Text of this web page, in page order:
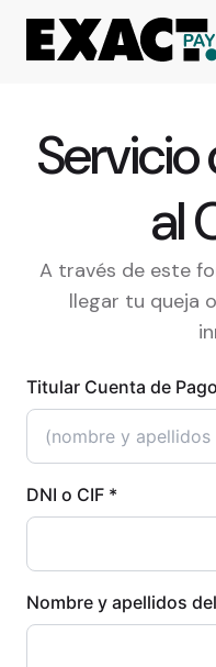
al
A través de este
llegar tu queja
Titular Cuenta de
DNI o CIF *
Nombre y apellidos